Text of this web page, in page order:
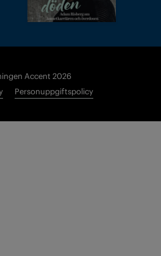
Accent 2026
Personuppgiftspolicy